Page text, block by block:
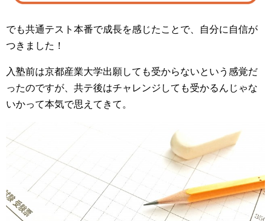
でも共通テスト本番で成長を感じたことで、自分に自信が
つきました！
入塾前は京都産業大学出願しても受からないという感覚だ
ったのですが、共テ後はチャレンジしても受かるんじゃな
いかって本気で思えてきて。